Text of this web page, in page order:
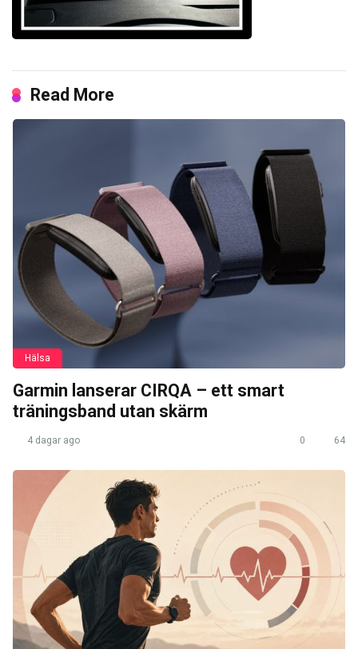
Read More
Hälsa
Garmin lanserar CIRQA – ett smart
träningsband utan skärm
4 dagar ago 0 64